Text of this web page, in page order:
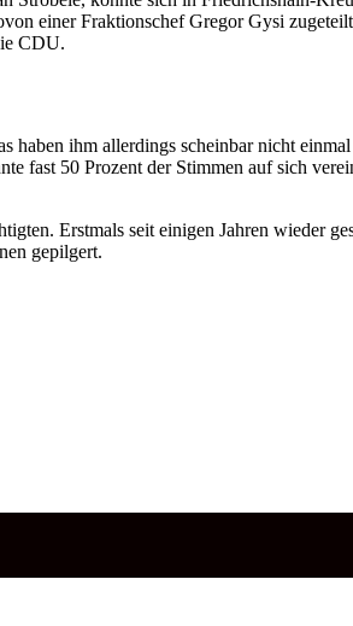
einer Fraktionschef Gregor Gysi
CDU.
haben ihm allerdings scheinbar nicht
fast 50 Prozent der Stimmen auf sich
Erstmals seit einigen Jahren wieder
gepilgert.